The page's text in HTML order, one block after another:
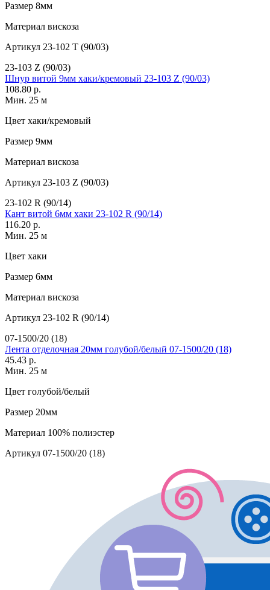
Размер 8мм
Материал вискоза
Артикул 23-102 T (90/03)
23-103 Z (90/03)
Шнур витой 9мм хаки/кремовый 23-103 Z (90/03)
108.80 р.
Мин. 25 м
Цвет хаки/кремовый
Размер 9мм
Материал вискоза
Артикул 23-103 Z (90/03)
23-102 R (90/14)
Кант витой 6мм хаки 23-102 R (90/14)
116.20 р.
Мин. 25 м
Цвет хаки
Размер 6мм
Материал вискоза
Артикул 23-102 R (90/14)
07-1500/20 (18)
Лента отделочная 20мм голубой/белый 07-1500/20 (18)
45.43 р.
Мин. 25 м
Цвет голубой/белый
Размер 20мм
Материал 100% полиэстер
Артикул 07-1500/20 (18)